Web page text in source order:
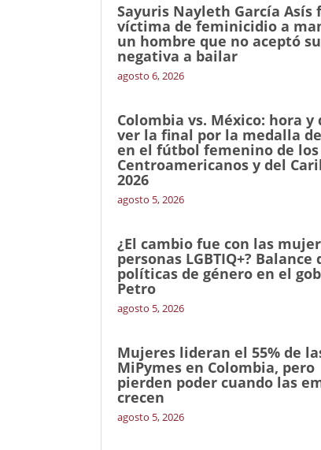
Sayuris Nayleth García Asís
víctima de feminicidio a
un hombre que no aceptó su
negativa a bailar
agosto 6, 2026
Colombia vs. México: hora y
ver la final por la medalla
en el fútbol femenino de los
Centroamericanos y del
2026
agosto 5, 2026
¿El cambio fue con las
personas LGBTIQ+? Balance
políticas de género en el
Petro
agosto 5, 2026
Mujeres lideran el 55% de
MiPymes en Colombia, pero
pierden poder cuando las
crecen
agosto 5, 2026